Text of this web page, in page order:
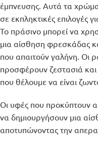
έμπνευσης. Αυτά τα
σε εκπληκτικές επιλογές
Το πράσινο μπορεί να
μια αίσθηση φρεσκάδας
που απαιτούν γαλήνη. Οι
προσφέρουν ζεστασιά και
που θέλουμε να είναι
Οι υφές που προκύπτουν
να δημιουργήσουν μια
αποτυπώνοντας την